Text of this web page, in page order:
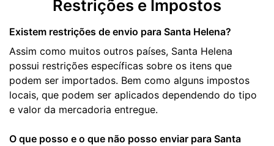
Restrições e Impostos
Existem restrições de envio para Santa Helena?
Assim como muitos outros países, Santa Helena
possui restrições específicas sobre os itens que
podem ser importados. Bem como alguns impostos
locais, que podem ser aplicados dependendo do tipo
e valor da mercadoria entregue.
O que posso e o que não posso enviar para Santa